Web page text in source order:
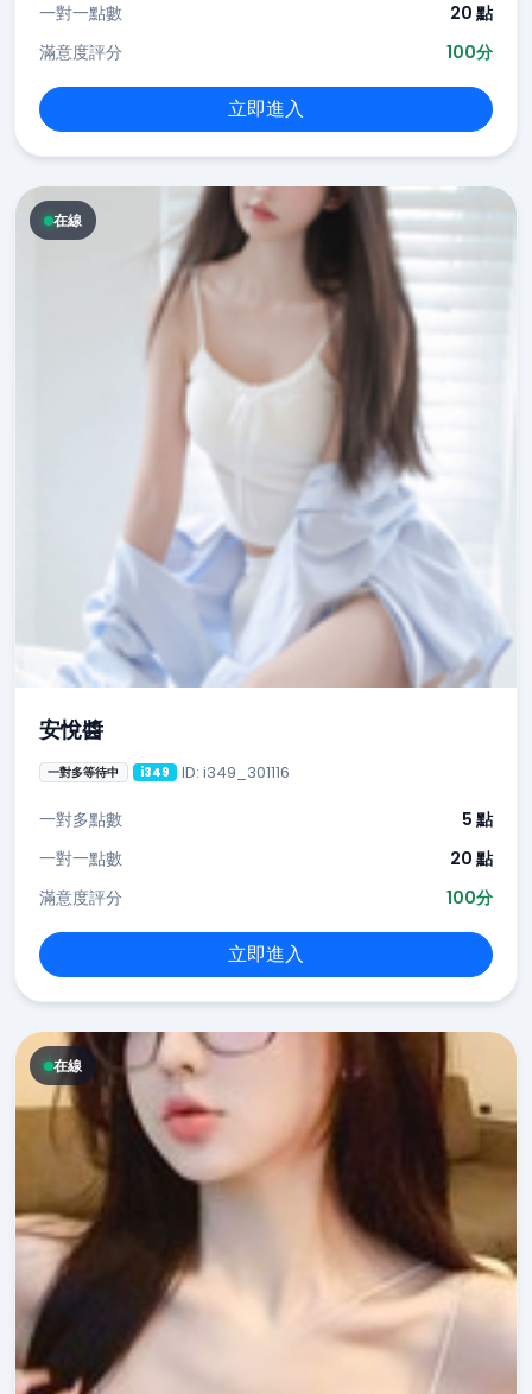
一對一點數
20 點
滿意度評分
100分
立即進入
在線
安悅醬
一對多等待中 i349 ID: i349_301116
一對多點數
5 點
一對一點數
20 點
滿意度評分
100分
立即進入
在線